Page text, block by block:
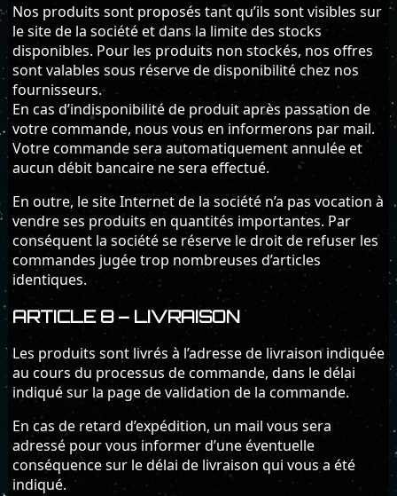
Nos produits sont proposés tant qu’ils sont visibles sur
le site de la société et dans la limite des stocks
disponibles. Pour les produits non stockés, nos offres
sont valables sous réserve de disponibilité chez nos
fournisseurs.
En cas d’indisponibilité de produit après passation de
votre commande, nous vous en informerons par mail.
Votre commande sera automatiquement annulée et
aucun débit bancaire ne sera effectué.
En outre, le site Internet de la société n’a pas vocation à
vendre ses produits en quantités importantes. Par
conséquent la société se réserve le droit de refuser les
commandes jugée trop nombreuses d’articles
identiques.
ARTICLE 8 – LIVRAISON
Les produits sont livrés à l’adresse de livraison indiquée
au cours du processus de commande, dans le délai
indiqué sur la page de validation de la commande.
En cas de retard d’expédition, un mail vous sera
adressé pour vous informer d’une éventuelle
conséquence sur le délai de livraison qui vous a été
indiqué.